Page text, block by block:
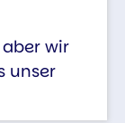
wir
unser